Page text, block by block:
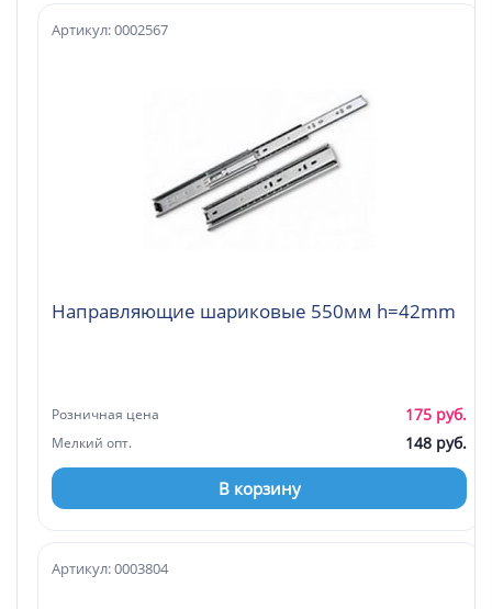
Направляющие шариковые 550мм h=42mm
Артикул: 0002567
Розничная цена 175 руб.
Мелкий опт. 148 руб.
В корзину
Артикул: 0003804